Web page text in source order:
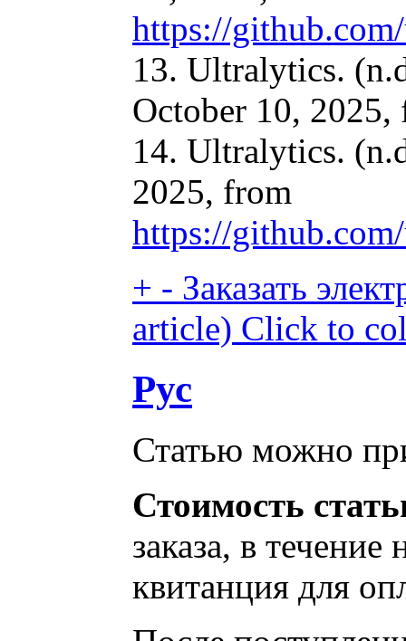
https://
13. Ultralytics.
October 10,
14. Ultralytics.
2025, from
https://
+ - Заказать
article) Click to
Рус
Статью можно
Стоимость
заказа, в
квитанция для